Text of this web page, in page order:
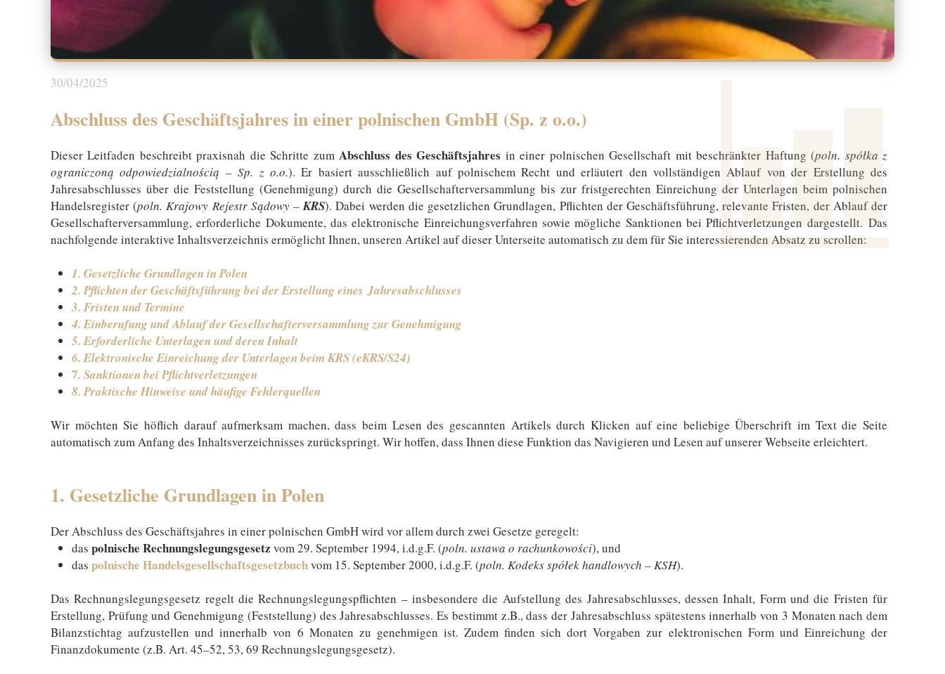
30/04/2025
Abschluss des Geschäftsjahres in einer polnischen GmbH (Sp. z o.o.)
Dieser Leitfaden beschreibt praxisnah die Schritte zumAbschluss des Geschäftsjahres in einer polnischen Gesellschaft mit beschränkter Haftung (poln. spółka z
ograniczoną odpowiedzialnością – Sp. z o.o.). Er basiert ausschließlich auf polnischem Recht und erläutert den vollständigen Ablauf von der Erstellung des
Jahresabschlusses über die Feststellung (Genehmigung) durch die Gesellschafterversammlung bis zur fristgerechten Einreichung der Unterlagen beim polnischen
Handelsregister (poln. Krajowy Rejestr Sądowy –KRS). Dabei werden die gesetzlichen Grundlagen, Pflichten der Geschäftsführung, relevante Fristen, der Ablauf der
Gesellschafterversammlung, erforderliche Dokumente, das elektronische Einreichungsverfahren sowie mögliche Sanktionen bei Pflichtverletzungen dargestellt. Das
nachfolgende interaktive Inhaltsverzeichnis ermöglicht Ihnen, unseren Artikel auf dieser Unterseite automatisch zu dem für Sie interessierenden Absatz zu scrollen:
1. Gesetzliche Grundlagen in Polen
2. Pflichten der Geschäftsführung bei der Erstellung eines Jahresabschlusses
3. Fristen und Termine
4. Einberufung und Ablauf der Gesellschafterversammlung zur Genehmigung
5. Erforderliche Unterlagen und deren Inhalt
6. Elektronische Einreichung der Unterlagen beim KRS (eKRS/S24)
7. Sanktionen bei Pflichtverletzungen
8. Praktische Hinweise und häufige Fehlerquellen
Wir möchten Sie höflich darauf aufmerksam machen, dass beim Lesen des gescannten Artikels durch Klicken auf eine beliebige Überschrift im Text die Seite
automatisch zum Anfang des Inhaltsverzeichnisses zurückspringt. Wir hoffen, dass Ihnen diese Funktion das Navigieren und Lesen auf unserer Webseite erleichtert.
1. Gesetzliche Grundlagen in Polen
Der Abschluss des Geschäftsjahres in einer polnischen GmbH wird vor allem durch zwei Gesetze geregelt:
das polnische Rechnungslegungsgesetz vom 29. September 1994, i.d.g.F. (poln. ustawa o rachunkowości), und
das polnische Handelsgesellschaftsgesetzbuchvom 15. September 2000, i.d.g.F. (poln. Kodeks spółek handlowych – KSH).
Das Rechnungslegungsgesetz regelt die Rechnungslegungspflichten – insbesondere die Aufstellung des Jahresabschlusses, dessen Inhalt, Form und die Fristen für
Erstellung, Prüfung und Genehmigung (Feststellung) des Jahresabschlusses​. Es bestimmt z.B., dass der Jahresabschluss spätestens innerhalb von 3 Monaten nach dem
Bilanzstichtag aufzustellen und innerhalb von 6 Monaten zu genehmigen ist. Zudem finden sich dort Vorgaben zur elektronischen Form und Einreichung der
Finanzdokumente (z.B. Art. 45–52, 53, 69 Rechnungslegungsgesetz).